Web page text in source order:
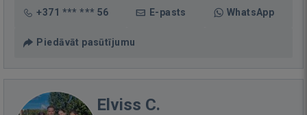
+371 *** *** 56 E-pasts WhatsApp
Piedāvāt pasūtījumu
Elviss C.